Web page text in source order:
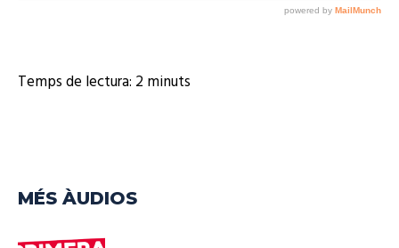
Temps de lectura: 2minuts
MÉS ÀUDIOS